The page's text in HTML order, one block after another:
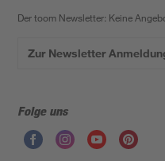
Der toom Newsletter: Keine
Zur Newsletter
Folge uns